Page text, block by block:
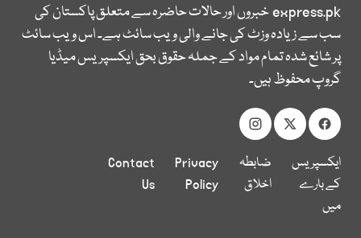
express.pkخبروں اور حالات حاضرہ سے متعلق پاکستان کی
سب سے زیادہ وزٹ کی جانے والی ویب سائٹ ہے۔ اس ویب سائٹ
پر شائع شدہ تمام مواد کے جملہ حقوق بحق ایکسپریس میڈیا
گروپ محفوظ ہیں۔
ایکسپریس
کے بارے
میں
ضابطہ
اخلاق
Privacy
Policy
Contact
Us